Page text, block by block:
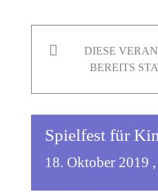
DIESE
BEREITS
Spielfest für
18. Oktober 2019